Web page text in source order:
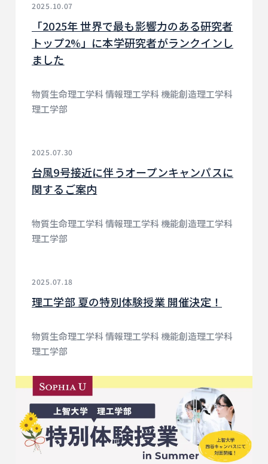
2025.10.07
「2025年 世界で最も影響力のある研究者
トップ2%」に本学研究者がランクインし
ました
物質生命理工学科 情報理工学科 機能創造理工学科
理工学部
2025.07.30
台風9号接近に伴うオープンキャンパスに
関するご案内
物質生命理工学科 情報理工学科 機能創造理工学科
理工学部
2025.07.18
理工学部 夏の特別体験授業 開催決定！
物質生命理工学科 情報理工学科 機能創造理工学科
理工学部